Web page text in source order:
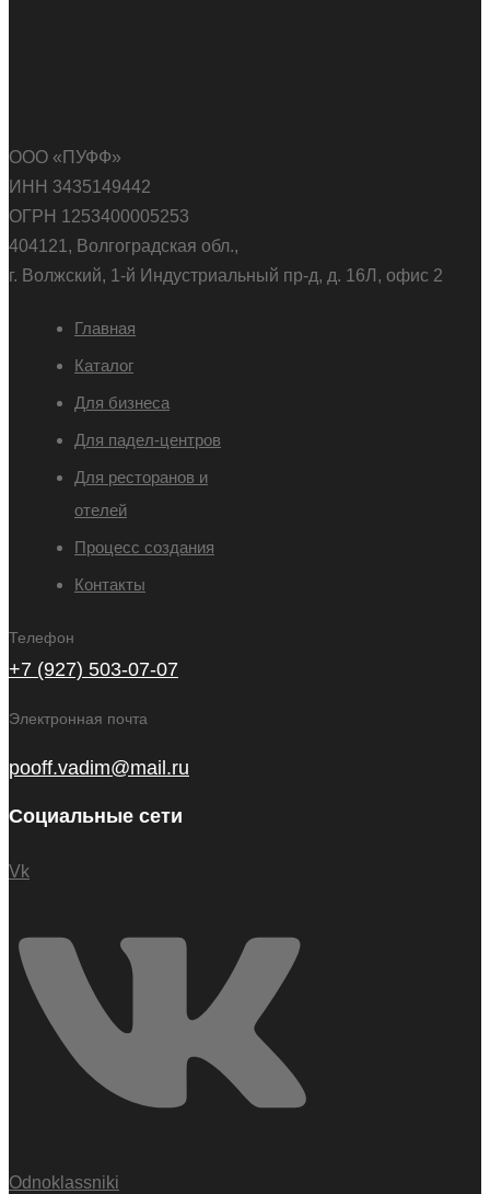
ООО «ПУФФ»
ИНН 3435149442
ОГРН 1253400005253
404121, Волгоградская обл.,
г. Волжский, 1-й Индустриальный пр-д, д. 16Л, офис 2
Главная
Каталог
Для бизнеса
Для падел-центров
Для ресторанов и
отелей
Процесс создания
Контакты
Телефон
+7 (927) 503-07-07
Электронная почта
pooff.vadim@mail.ru
Социальные сети
Vk
Odnoklassniki